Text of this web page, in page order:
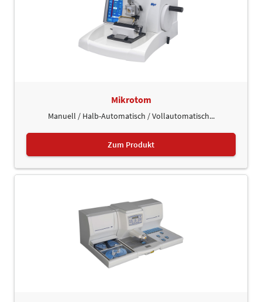
Mikrotom
Manuell / Halb-Automatisch / Vollautomatisch...
Zum Produkt